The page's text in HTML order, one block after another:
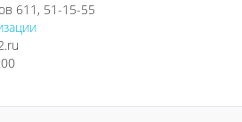
611, 51-15-55